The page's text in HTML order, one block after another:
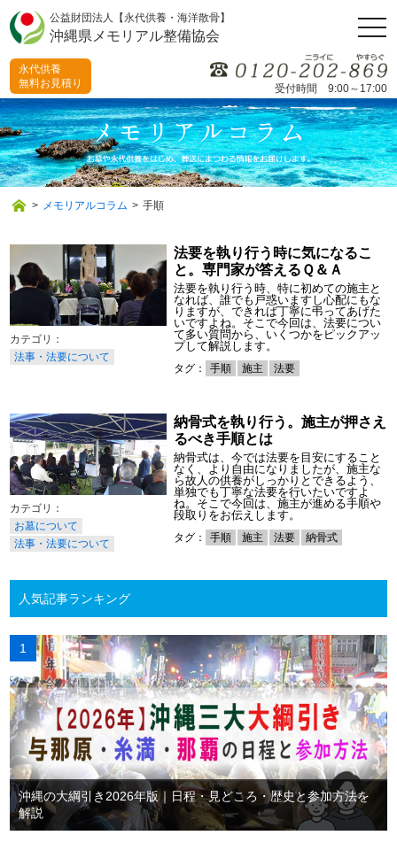
公益財団法人【永代供養・海洋散骨】
沖縄県メモリアル整備協会
受付時間 9:00～17:00
永代供養
無料お見積り
> メモリアルコラム > 手順
法事・法要について
法要を執り行う時に気になるこ
と。専門家が答えるＱ＆Ａ
法要を執り行う時、特に初めての施主と
なれば、誰でも戸惑いますし心配にもな
りますが、できれば丁寧に弔ってあげた
いですよね。そこで今回は、法要につい
て多い質問から、いくつかをピックアッ
プして解説します。
タグ： 手順 施主 法要
お墓について
法事・法要について
納骨式を執り行う。施主が押さえ
るべき手順とは
納骨式は、今では法要を目安にすること
なく、より自由になりましたが、施主な
ら故人の供養がしっかりとできるよう、
単独でも丁寧な法要を行いたいですよ
ね。そこで今回は、施主が進める手順や
段取りをお伝えします。
タグ： 手順 施主 法要 納骨式
人気記事ランキング
沖縄の大綱引き2026年版｜日程・見どころ・歴史と参加方法を
解説